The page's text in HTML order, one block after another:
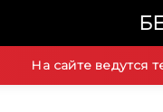
На сайте ведутся